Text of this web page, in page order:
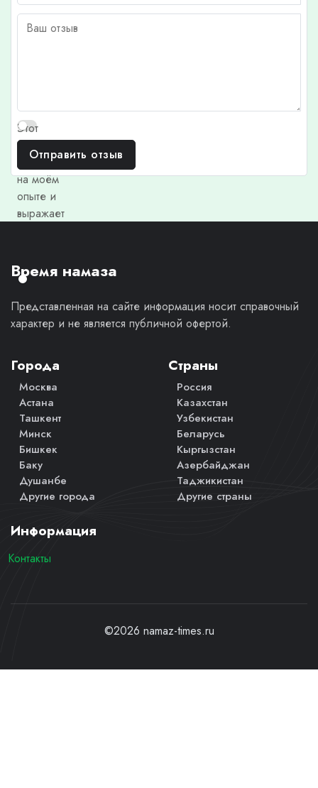
Этот
отзыв
основан
на моём
опыте и
выражает
мнение.
Отправить отзыв
Время намаза
Представленная на сайте информация носит справочный
характер и не является публичной офертой.
Города
Москва
Астана
Ташкент
Минск
Бишкек
Баку
Душанбе
Другие города
Страны
Россия
Казахстан
Узбекистан
Беларусь
Кыргызстан
Азербайджан
Таджикистан
Другие страны
Информация
Контакты
©2026 namaz-times.ru